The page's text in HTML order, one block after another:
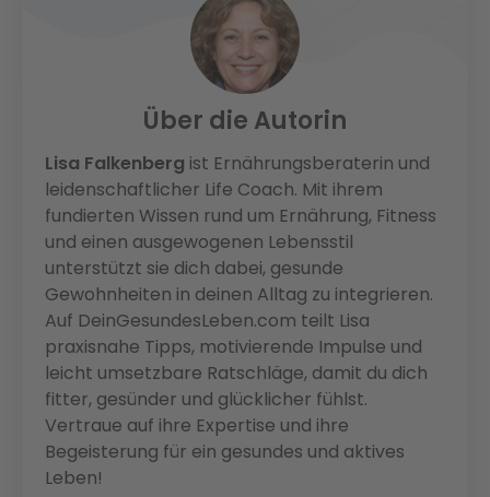
Über die Autorin
Lisa Falkenberg ist Ernährungsberaterin und
leidenschaftlicher Life Coach. Mit ihrem
fundierten Wissen rund um Ernährung, Fitness
und einen ausgewogenen Lebensstil
unterstützt sie dich dabei, gesunde
Gewohnheiten in deinen Alltag zu integrieren.
Auf DeinGesundesLeben.com teilt Lisa
praxisnahe Tipps, motivierende Impulse und
leicht umsetzbare Ratschläge, damit du dich
fitter, gesünder und glücklicher fühlst.
Vertraue auf ihre Expertise und ihre
Begeisterung für ein gesundes und aktives
Leben!